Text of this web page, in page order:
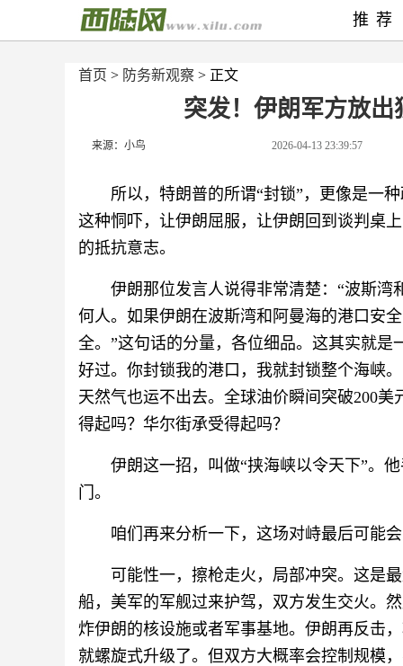
首页 > 防务新观察 > 正文
突发！伊朗军方放
来源：小鸟 2026-04-13 23:39:57
所以，特朗普的所谓“封锁”，更像是一
这种恫吓，让伊朗屈服，让伊朗回到谈判桌
的抵抗意志。
伊朗那位发言人说得非常清楚：“波斯
何人。如果伊朗在波斯湾和阿曼海的港口安
全。”这句话的分量，各位细品。这其实就
好过。你封锁我的港口，我就封锁整个海峡
天然气也运不出去。全球油价瞬间突破200
得起吗？华尔街承受得起吗？
伊朗这一招，叫做“挟海峡以令天下”。
门。
咱们再来分析一下，这场对峙最后可能
可能性一，擦枪走火，局部冲突。这是
船，美军的军舰过来护驾，双方发生交火。
炸伊朗的核设施或者军事基地。伊朗再反击
就螺旋式升级了。但双方大概率会控制规模
推荐